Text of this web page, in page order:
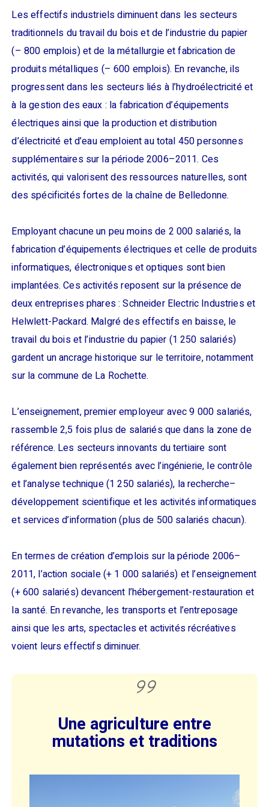
Les effectifs industriels diminuent dans les secteurs
traditionnels du travail du bois et de l’industrie du papier
(– 800 emplois) et de la métallurgie et fabrication de
produits métalliques (– 600 emplois). En revanche, ils
progressent dans les secteurs liés à l’hydroélectricité et
à la gestion des eaux : la fabrication d’équipements
électriques ainsi que la production et distribution
d’électricité et d’eau emploient au total 450 personnes
supplémentaires sur la période 2006–2011. Ces
activités, qui valorisent des ressources naturelles, sont
des spécificités fortes de la chaîne de Belledonne.
Employant chacune un peu moins de 2 000 salariés, la
fabrication d’équipements électriques et celle de produits
informatiques, électroniques et optiques sont bien
implantées. Ces activités reposent sur la présence de
deux entreprises phares : Schneider Electric Industries et
Helwlett-Packard. Malgré des effectifs en baisse, le
travail du bois et l’industrie du papier (1 250 salariés)
gardent un ancrage historique sur le territoire, notamment
sur la commune de La Rochette.
L’enseignement, premier employeur avec 9 000 salariés,
rassemble 2,5 fois plus de salariés que dans la zone de
référence. Les secteurs innovants du tertiaire sont
également bien représentés avec l’ingénierie, le contrôle
et l’analyse technique (1 250 salariés), la recherche–
développement scientifique et les activités informatiques
et services d’information (plus de 500 salariés chacun).
En termes de création d’emplois sur la période 2006–
2011, l’action sociale (+ 1 000 salariés) et l’enseignement
(+ 600 salariés) devancent l’hébergement-restauration et
la santé. En revanche, les transports et l’entreposage
ainsi que les arts, spectacles et activités récréatives
voient leurs effectifs diminuer.
Une agriculture entre
mutations et traditions